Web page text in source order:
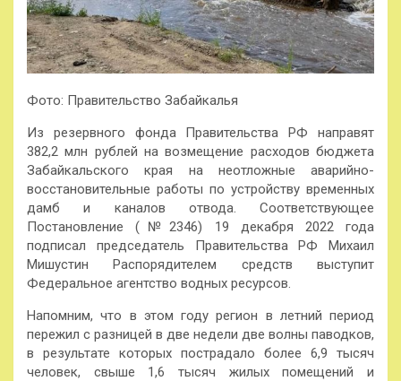
Фото: Правительство Забайкалья
Из резервного фонда Правительства РФ направят
382,2 млн рублей на возмещение расходов бюджета
Забайкальского края на неотложные аварийно-
восстановительные работы по устройству временных
дамб и каналов отвода. Соответствующее
Постановление (№2346) 19 декабря 2022 года
подписал председатель Правительства РФ Михаил
Мишустин Распорядителем средств выступит
Федеральное агентство водных ресурсов.
Напомним, что в этом году регион в летний период
пережил с разницей в две недели две волны паводков,
в результате которых пострадало более 6,9 тысяч
человек, свыше 1,6 тысяч жилых помещений и